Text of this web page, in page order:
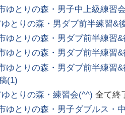
ゆとりの森・男子中上級練習
とりの森・男ダブ前半練習&
ゆとりの森・男ダブ前半練習
ゆとりの森・男ダブ前半練習
ゆとりの森・男ダブ前半練習
(1)
とりの森・練習会(^^) 全て終
ゆとりの森・男子ダブルス・